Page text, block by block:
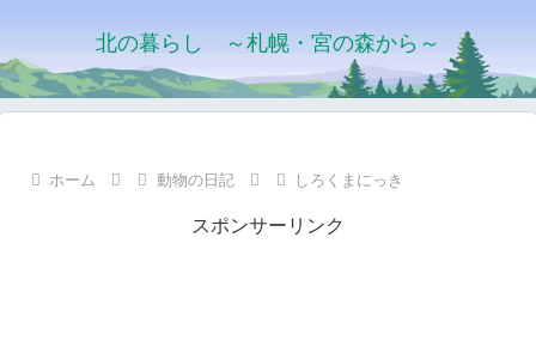
北の暮らし ～札幌・宮の森から～
ホーム 動物の日記 しろくまにっき
スポンサーリンク